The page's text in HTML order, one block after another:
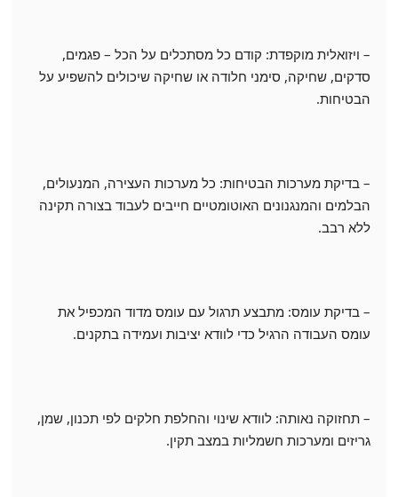
– ויזואלית מוקפדת: קודם כל מסתכלים על הכל – פגמים,
סדקים, שחיקה, סימני חלודה או שחיקה שיכולים להשפיע על
הבטיחות.
– בדיקת מערכות הבטיחות: כל מערכות העצירה, המנעולים,
הבלמים והמנגנונים האוטומטיים חייבים לעבוד בצורה תקינה
ללא רבב.
– בדיקת עומס: מתבצע תרגול עם עומס מדוד המכפיל את
עומס העבודה הרגיל כדי לוודא יציבות ועמידה בתקנים.
– תחזוקה נאותה: לוודא שינוי והחלפת חלקים לפי תכנון, שמן,
גריזים ומערכות חשמליות במצב תקין.